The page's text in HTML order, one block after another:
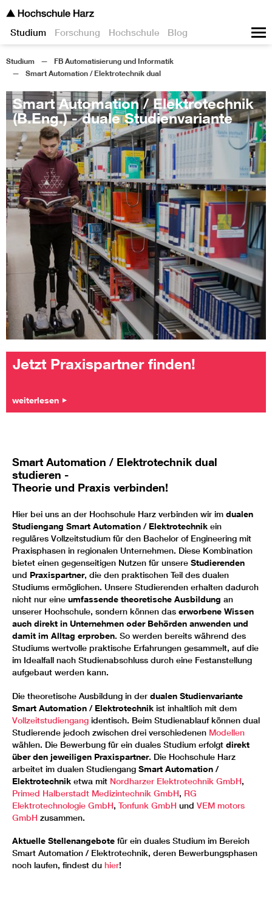
Studium Forschung Hochschule Blog
Studium
FB Automatisierung und Informatik
Smart Automation / Elektrotechnik dual
Smart Automation / Elektrotechnik
(B.Eng.) - duale Studienvariante
Jetzt Praxispartner finden!
weiterlesen
Smart Automation / Elektrotechnik dual
studieren -
Theorie und Praxis verbinden!
Hier bei uns an der Hochschule Harz verbinden wir im dualen
Studiengang Smart Automation / Elektrotechnik ein
reguläres Vollzeitstudium für den Bachelor of Engineering mit
Praxisphasen in regionalen Unternehmen. Diese Kombination
bietet einen gegenseitigen Nutzen für unsere Studierenden
und Praxispartner, die den praktischen Teil des dualen
Studiums ermöglichen. Unsere Studierenden erhalten dadurch
nicht nur eine umfassende theoretische Ausbildung an
unserer Hochschule, sondern können das erworbene Wissen
auch direkt in Unternehmen oder Behörden anwenden und
damit im Alltag erproben. So werden bereits während des
Studiums wertvolle praktische Erfahrungen gesammelt, auf die
im Idealfall nach Studienabschluss durch eine Festanstellung
aufgebaut werden kann.
Die theoretische Ausbildung in der dualen Studienvariante
Smart Automation / Elektrotechnik ist inhaltlich mit dem
Vollzeitstudiengang identisch. Beim Studienablauf können dual
Studierende jedoch zwischen drei verschiedenen Modellen
wählen. Die Bewerbung für ein duales Studium erfolgt direkt
über den jeweiligen Praxispartner. Die Hochschule Harz
arbeitet im dualen Studiengang Smart Automation /
Elektrotechnik etwa mit Nordharzer Elektrotechnik GmbH,
Primed Halberstadt Medizintechnik GmbH, RG
Elektrotechnologie GmbH, Tonfunk GmbH und VEM motors
GmbH zusammen.
Aktuelle Stellenangebote für ein duales Studium im Bereich
Smart Automation / Elektrotechnik, deren Bewerbungsphasen
noch laufen, findest du hier!